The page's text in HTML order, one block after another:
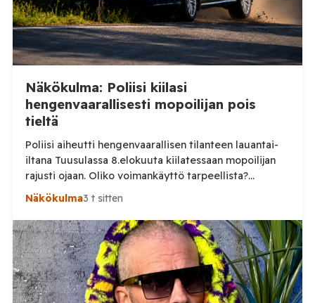
Näkökulma: Poliisi kiilasi
hengenvaarallisesti mopoilijan pois
tieltä
Poliisi aiheutti hengenvaarallisen tilanteen lauantai-
iltana Tuusulassa 8.elokuuta kiilatessaan mopoilijan
rajusti ojaan. Oliko voimankäyttö tarpeellista?
Tuusulassa järjestetyssä mopomiitissä nuori kuljettaja
karkuun. On vielä epäselvää mikä aiheutti karkuun
lähtemisen, mutta selkeästi poliisin voimankäyttö oli
ylimitoitettua joka vaaransi nuoren kuljettajan
hengen. Sosiaalisessa mediassa levinneellä videolla
poliisi ajaa nuoren mopoilijan vierelle ja […]
Näkökulma3 t sitten